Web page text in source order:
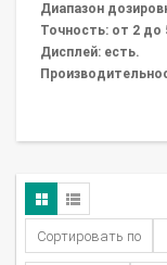
Диапазон
Точность: от 2 до
Дисплей: есть.
Сортировать по